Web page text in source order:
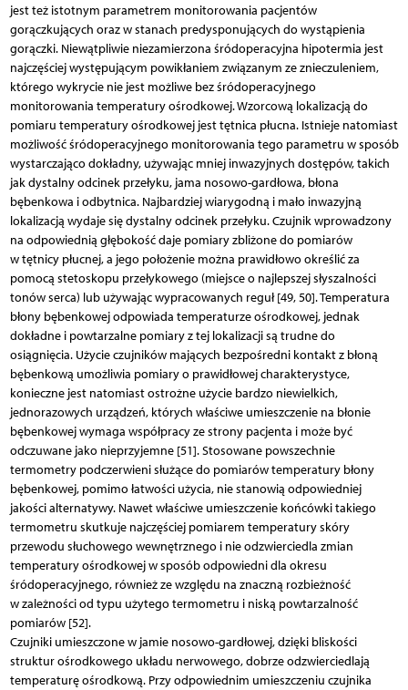
jest też istotnym parametrem monitorowania pacjentów
gorączkujących oraz w stanach predysponujących do wystąpienia
gorączki. Niewątpliwie niezamierzona śródoperacyjna hipotermia jest
najczęściej występującym powikłaniem związanym ze znieczuleniem,
którego wykrycie nie jest możliwe bez śródoperacyjnego
monitorowania temperatury ośrodkowej. Wzorcową lokalizacją do
pomiaru temperatury ośrodkowej jest tętnica płucna. Istnieje natomiast
możliwość śródoperacyjnego monitorowania tego parametru w sposób
wystarczająco dokładny, używając mniej inwazyjnych dostępów, takich
jak dystalny odcinek przełyku, jama nosowo-gardłowa, błona
bębenkowa i odbytnica. Najbardziej wiarygodną i mało inwazyjną
lokalizacją wydaje się dystalny odcinek przełyku. Czujnik wprowadzony
na odpowiednią głębokość daje pomiary zbliżone do pomiarów
w tętnicy płucnej, a jego położenie można prawidłowo określić za
pomocą stetoskopu przełykowego (miejsce o najlepszej słyszalności
tonów serca) lub używając wypracowanych reguł [49, 50]. Temperatura
błony bębenkowej odpowiada temperaturze ośrodkowej, jednak
dokładne i powtarzalne pomiary z tej lokalizacji są trudne do
osiągnięcia. Użycie czujników mających bezpośredni kontakt z błoną
bębenkową umożliwia pomiary o prawidłowej charakterystyce,
konieczne jest natomiast ostrożne użycie bardzo niewielkich,
jednorazowych urządzeń, których właściwe umieszczenie na błonie
bębenkowej wymaga współpracy ze strony pacjenta i może być
odczuwane jako nieprzyjemne [51]. Stosowane powszechnie
termometry podczerwieni służące do pomiarów temperatury błony
bębenkowej, pomimo łatwości użycia, nie stanowią odpowiedniej
jakości alternatywy. Nawet właściwe umieszczenie końcówki takiego
termometru skutkuje najczęściej pomiarem temperatury skóry
przewodu słuchowego wewnętrznego i nie odzwierciedla zmian
temperatury ośrodkowej w sposób odpowiedni dla okresu
śródoperacyjnego, również ze względu na znaczną rozbieżność
w zależności od typu użytego termometru i niską powtarzalność
pomiarów [52].
Czujniki umieszczone w jamie nosowo-gardłowej, dzięki bliskości
struktur ośrodkowego układu nerwowego, dobrze odzwierciedlają
temperaturę ośrodkową. Przy odpowiednim umieszczeniu czujnika